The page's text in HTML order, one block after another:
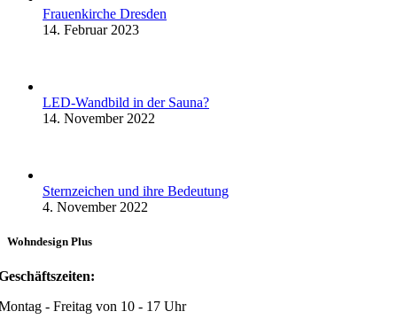
Frauenkirche Dresden
14. Februar 2023
LED-Wandbild in der Sauna?
14. November 2022
Sternzeichen und ihre Bedeutung
4. November 2022
Wohndesign Plus
- Freitag von 10 - 17 Uhr